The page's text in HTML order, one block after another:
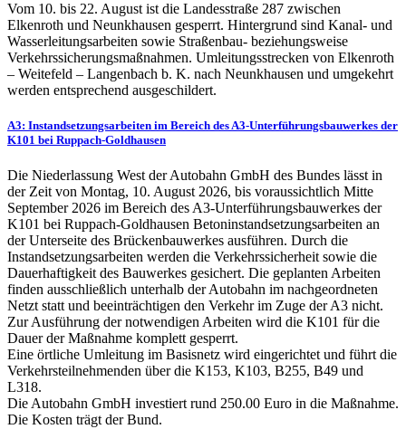
Vom 10. bis 22. August ist die Landesstraße 287 zwischen
Elkenroth und Neunkhausen gesperrt. Hintergrund sind Kanal- und
Wasserleitungsarbeiten sowie Straßenbau- beziehungsweise
Verkehrssicherungsmaßnahmen. Umleitungsstrecken von Elkenroth
– Weitefeld – Langenbach b. K. nach Neunkhausen und umgekehrt
werden entsprechend ausgeschildert.
A3: Instandsetzungsarbeiten im Bereich des A3-Unterführungsbauwerkes der
K101 bei Ruppach-Goldhausen
Die Niederlassung West der Autobahn GmbH des Bundes lässt in
der Zeit von Montag, 10. August 2026, bis voraussichtlich Mitte
September 2026 im Bereich des A3-Unterführungsbauwerkes der
K101 bei Ruppach-Goldhausen Betoninstandsetzungsarbeiten an
der Unterseite des Brückenbauwerkes ausführen. Durch die
Instandsetzungsarbeiten werden die Verkehrssicherheit sowie die
Dauerhaftigkeit des Bauwerkes gesichert. Die geplanten Arbeiten
finden ausschließlich unterhalb der Autobahn im nachgeordneten
Netzt statt und beeinträchtigen den Verkehr im Zuge der A3 nicht.
Zur Ausführung der notwendigen Arbeiten wird die K101 für die
Dauer der Maßnahme komplett gesperrt.
Eine örtliche Umleitung im Basisnetz wird eingerichtet und führt die
Verkehrsteilnehmenden über die K153, K103, B255, B49 und
L318.
Die Autobahn GmbH investiert rund 250.00 Euro in die Maßnahme.
Die Kosten trägt der Bund.